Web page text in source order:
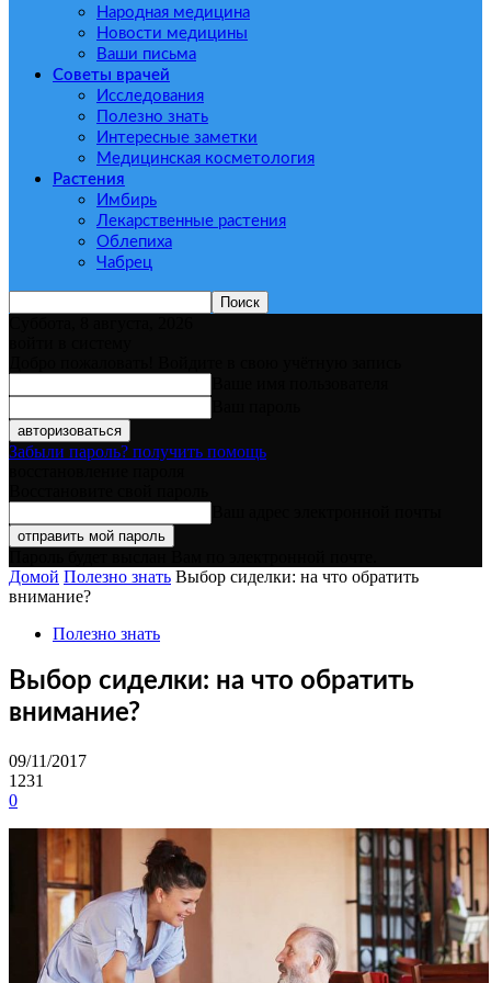
Народная медицина
Новости медицины
Ваши письма
Советы врачей
Исследования
Полезно знать
Интересные заметки
Медицинская косметология
Растения
Имбирь
Лекарственные растения
Облепиха
Чабрец
Забыли пароль? получить помощь
Домой Полезно знать Выбор сиделки: на что обратить
внимание?
Полезно знать
Выбор сиделки: на что обратить
внимание?
09/11/2017
1231
0